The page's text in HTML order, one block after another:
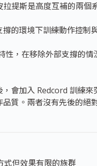
提斯是高度互補的兩個
的環境下訓練動作控制
性，在移除外部支撐的
會加入 Redcord 訓練
質。兩者沒有先後的
式但效果有限的族群